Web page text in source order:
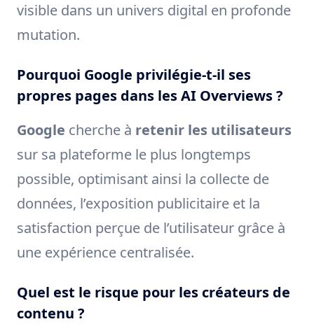
visible dans un univers digital en profonde
mutation.
Pourquoi Google privilégie-t-il ses
propres pages dans les AI Overviews ?
Google cherche à retenir les utilisateurs
sur sa plateforme le plus longtemps
possible, optimisant ainsi la collecte de
données, l’exposition publicitaire et la
satisfaction perçue de l’utilisateur grâce à
une expérience centralisée.
Quel est le risque pour les créateurs de
contenu ?